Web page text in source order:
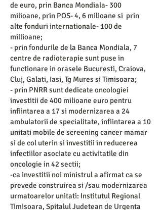
de euro, prin Banca Mondiala- 300
milioane, prin POS- 4, 6 milioane si prin
alte fonduri internationale- 100 de
millioane;
- prin fondurile de la Banca Mondiala, 7
centre de radioterapie sunt puse in
functionare in orasele Bucuresti, Craiova,
Cluj, Galati, Iasi, Tg Mures si Timisoara;
- prin PNRR sunt dedicate oncologiei
investitii de 400 milioane euro pentru
infiintarea a 17 si modernizarea a 24
ambulatorii de specialitate, infiintarea a 10
unitati mobile de screening cancer mamar
si de col uterin si investitii in reducerea
infectiilor asociate cu activitatile din
oncologie in 42 sectii;
-ca investitii noi ministrul a afirmat ca se
prevede construirea si /sau modernizarea
urmatoarelor unitati: Institutul Regional
Timisoara, Spitalul Judetean de Urgenta